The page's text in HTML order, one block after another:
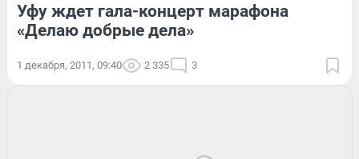
Уфу ждет гала-концерт марафона
«Делаю добрые дела»
1 декабря, 2011, 09:40 2 335 3